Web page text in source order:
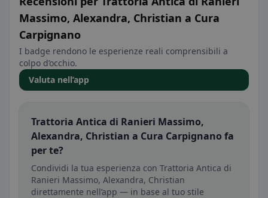
Massimo, Alexandra, Christian a Cura
Carpignano
I badge rendono le esperienze reali comprensibili a
colpo d’occhio.
Valuta nell’app
Trattoria Antica di Ranieri Massimo,
Alexandra, Christian a Cura Carpignano fa
per te?
Condividi la tua esperienza con Trattoria Antica di
Ranieri Massimo, Alexandra, Christian
direttamente nell’app — in base al tuo stile